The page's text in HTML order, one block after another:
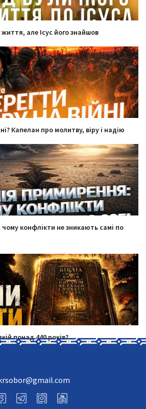
але Ісус його знайшов
Капелан про молитву, віру і надію
конфлікти не зникають самі по
понад 440 років?